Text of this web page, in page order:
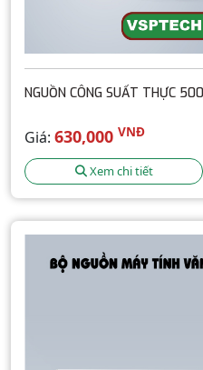
NGUỒN CÔNG SUẤT THỰC
Giá: 630,000 VNĐ
Xem chi tiết